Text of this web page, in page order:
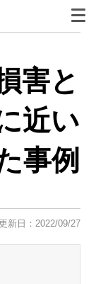
害と
近い
事例
新日：2022/09/27